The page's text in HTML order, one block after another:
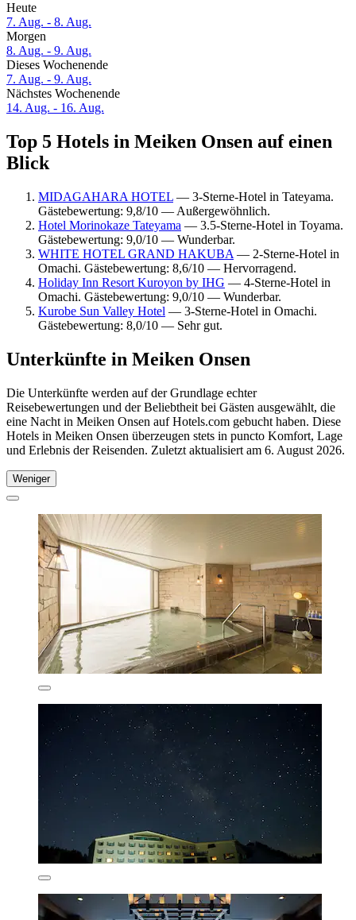
Heute
7. Aug. - 8. Aug.
Morgen
8. Aug. - 9. Aug.
Dieses Wochenende
7. Aug. - 9. Aug.
Nächstes Wochenende
14. Aug. - 16. Aug.
Top 5 Hotels in Meiken Onsen auf einen
Blick
MIDAGAHARA HOTEL — 3-Sterne-Hotel in Tateyama.
Gästebewertung: 9,8/10 — Außergewöhnlich.
Hotel Morinokaze Tateyama — 3.5-Sterne-Hotel in Toyama.
Gästebewertung: 9,0/10 — Wunderbar.
WHITE HOTEL GRAND HAKUBA — 2-Sterne-Hotel in
Omachi. Gästebewertung: 8,6/10 — Hervorragend.
Holiday Inn Resort Kuroyon by IHG — 4-Sterne-Hotel in
Omachi. Gästebewertung: 9,0/10 — Wunderbar.
Kurobe Sun Valley Hotel — 3-Sterne-Hotel in Omachi.
Gästebewertung: 8,0/10 — Sehr gut.
Unterkünfte in Meiken Onsen
Die Unterkünfte werden auf der Grundlage echter
Reisebewertungen und der Beliebtheit bei Gästen ausgewählt, die
eine Nacht in Meiken Onsen auf Hotels.com gebucht haben. Diese
Hotels in Meiken Onsen überzeugen stets in puncto Komfort, Lage
und Erlebnis der Reisenden. Zuletzt aktualisiert am 6. August 2026.
Weniger